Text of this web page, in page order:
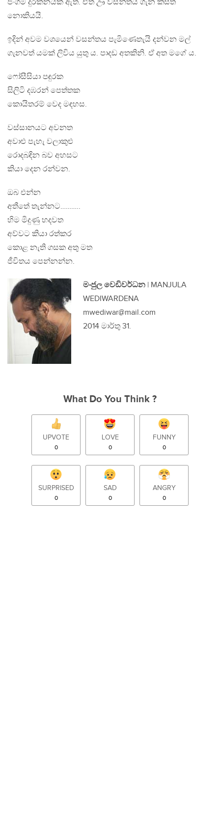
ජංගම දුරකනයක් ඇත. ඒත් ඌ වසන්තය ගැන කිසිත්
නොකියයි.
ඉදින් අවම වශයෙන් වසන්තය පැමිණෙතැයි දන්වන මල්
ගැනවත් යමක් ලිවිය යුතු ය. පාදඩ අතකිනි. ඒ අත මගේ ය.
ෆෝසීසියා පඳුරක
සිලිටි දඹරන් පෙත්තක
කොයිතරම් වෙද මඳහස.
වස්සානයට අවනත
අවාළු පැහැ වලාකුළු
රොදබඳින බව අහසට
කියා දෙන රන්වන.
ඔබ එන්න
අතීතේ තැන්නට………..
හිම මිදුණු හදවත
අව්වට කියා රත්කර
කොළ නැති ගසක අතු මත
ජීවිතය පෙන්නන්න.
මංජුල වෙඩිවර්ධන | MANJULA
WEDIWARDENA
mwediwar@mail.com
2014 මාර්තු 31.
What Do You Think ?
UPVOTE
0
LOVE
0
FUNNY
0
SURPRISED
0
SAD
0
ANGRY
0